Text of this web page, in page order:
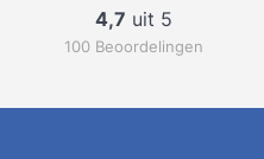
4,7 uit 5
100 Beoordelingen